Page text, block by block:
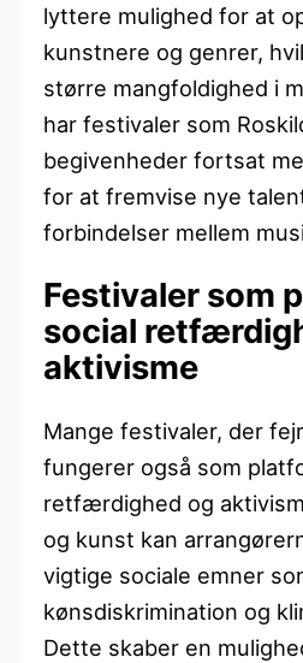
lyttere mulighed for at
kunstnere og genrer,
større mangfoldighed i
har festivaler som
begivenheder fortsat
for at fremvise nye
forbindelser mellem
Festivaler som
social
aktivisme
Mange festivaler, der
fungerer også som
retfærdighed og
og kunst kan
vigtige sociale emner
kønsdiskrimination og
Dette skaber en